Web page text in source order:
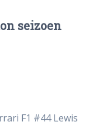
seizoen
F1 #44 Lewis